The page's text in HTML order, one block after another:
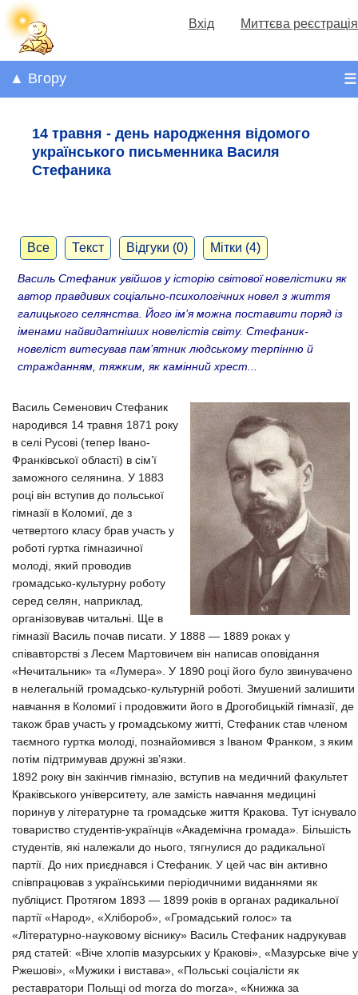
Вхід Миттєва реєстрація
☰
▲ Вгору
14 травня - день народження відомого
українського письменника Василя
Стефаника
Все Текст Відгуки (0) Мітки (4)
Василь Стефаник увійшов у історію світової новелістики як
автор правдивих соціально-психологічних новел з життя
галицького селянства. Його ім’я можна поставити поряд із
іменами найвидатніших новелістів світу. Стефаник-
новеліст витесував пам’ятник людському терпінню й
стражданням, тяжким, як камінний хрест...
Василь Семенович Стефаник
народився 14 травня 1871 року
в селі Русові (тепер Івано-
Франківської області) в сім’ї
заможного селянина. У 1883
році він вступив до польської
гімназії в Коломиї, де з
четвертого класу брав участь у
роботі гуртка гімназичної
молоді, який проводив
громадсько-культурну роботу
серед селян, наприклад,
організовував читальні. Ще в
гімназії Василь почав писати. У 1888 — 1889 pоках у
співавторстві з Лесем Мартовичем він написав оповідання
«Нечитальник» та «Лумера». У 1890 році його було звинувачено
в нелегальній громадсько-культурній роботі. Змушений залишити
навчання в Коломиї і продовжити його в Дрогобицькій гімназії, де
також брав участь у громадському житті, Стефаник став членом
таємного гуртка молоді, познайомився з Іваном Франком, з яким
потім підтримував дружні зв’язки.
1892 року він закінчив гімназію, вступив на медичний факультет
Краківського університету, але замість навчання медицині
поринув у літературне та громадське життя Кракова. Тут існувало
товариство студентів-українців «Академічна громада». Більшість
студентів, які належали до нього, тягнулися до радикальної
партії. До них приєднався і Стефаник. У цей час він активно
співпрацював з українськими періодичними виданнями як
публіцист. Протягом 1893 — 1899 років в органах радикальної
партії «Народ», «Хлібороб», «Громадський голос» та
«Літературно-науковому віснику» Василь Стефаник надрукував
ряд статей: «Віче хлопів мазурських у Кракові», «Мазурське віче у
Ржешові», «Мужики і вистава», «Польські соціалісти як
реставратори Польщі od morza do morza», «Книжка за